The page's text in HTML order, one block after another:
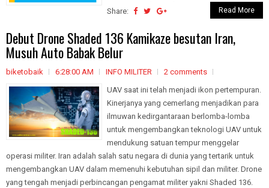
Share:
Read More
Debut Drone Shaded 136 Kamikaze besutan Iran,
Musuh Auto Babak Belur
biketobaik 6:28:00 AM INFO MILITER
2 comments
UAV saat ini telah menjadi ikon pertempuran.
Kinerjanya yang cemerlang menjadikan para
ilmuwan kedirgantaraan berlomba-lomba
untuk mengembangkan teknologi UAV untuk
mendukung satuan tempur menggelar
operasi militer. Iran adalah salah satu negara di dunia yang tertarik untuk
mengembangkan UAV dalam memenuhi kebutuhan sipil dan militer. Drone
yang tengah menjadi perbincangan pengamat militer yakni Shaded 136.